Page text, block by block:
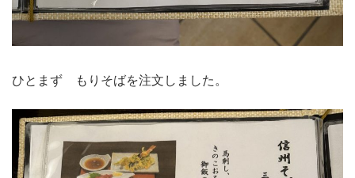
ひとまず もりそばを注文しました。